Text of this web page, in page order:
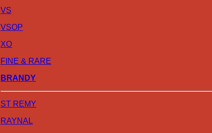
VS
VSOP
XO
FINE & RARE
BRANDY
ST REMY
RAYNAL